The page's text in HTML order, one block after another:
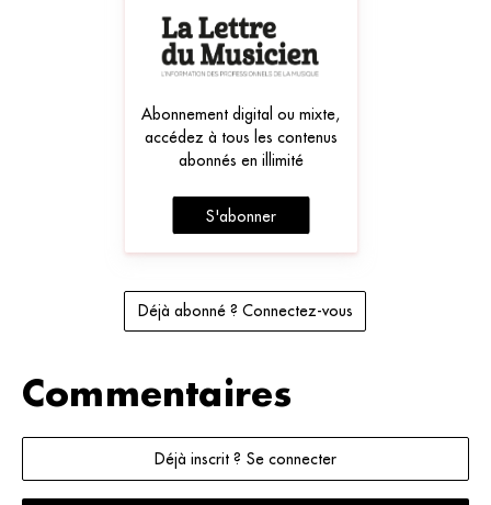
Abonnement digital ou mixte,
accédez à tous les contenus
abonnés en illimité
S'abonner
Déjà abonné ? Connectez-vous
Commentaires
Déjà inscrit ? Se connecter